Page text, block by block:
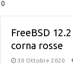
0
FreeBSD
corna rosse
30 Ottobre 2020